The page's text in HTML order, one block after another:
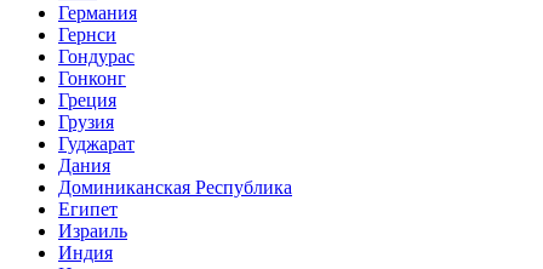
Германия
Гернси
Гондурас
Гонконг
Греция
Грузия
Гуджарат
Дания
Доминиканская Республика
Египет
Израиль
Индия